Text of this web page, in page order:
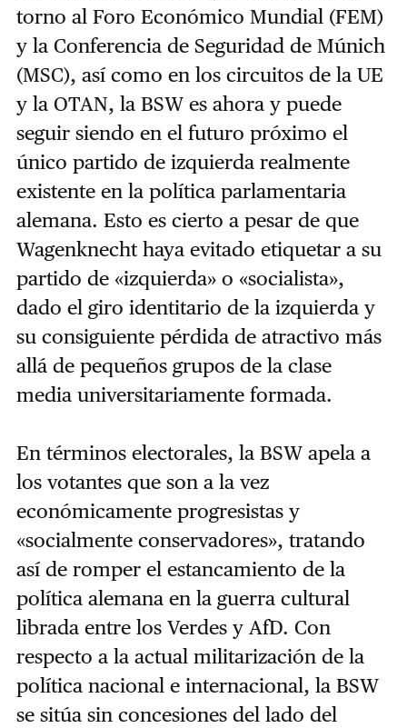
torno al Foro Económico Mundial (FEM)
y la Conferencia de Seguridad de Múnich
(MSC), así como en los circuitos de la UE
y la OTAN, la BSW es ahora y puede
seguir siendo en el futuro próximo el
único partido de izquierda realmente
existente en la política parlamentaria
alemana. Esto es cierto a pesar de que
Wagenknecht haya evitado etiquetar a su
partido de «izquierda» o «socialista»,
dado el giro identitario de la izquierda y
su consiguiente pérdida de atractivo más
allá de pequeños grupos de la clase
media universitariamente formada.
En términos electorales, la BSW apela a
los votantes que son a la vez
económicamente progresistas y
«socialmente conservadores», tratando
así de romper el estancamiento de la
política alemana en la guerra cultural
librada entre los Verdes y AfD. Con
respecto a la actual militarización de la
política nacional e internacional, la BSW
se sitúa sin concesiones del lado del